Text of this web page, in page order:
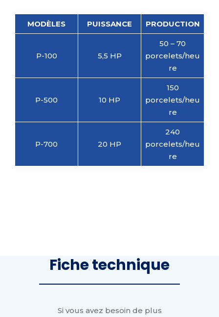
MODÈLES PUISSANCE PRODUCTION
P-100 5,5 HP
50 – 70
porcelets/heu
re
P-500 10 HP
150
porcelets/heu
re
P-700 20 HP
240
porcelets/heu
re
Fiche technique
Si vous avez besoin de plus